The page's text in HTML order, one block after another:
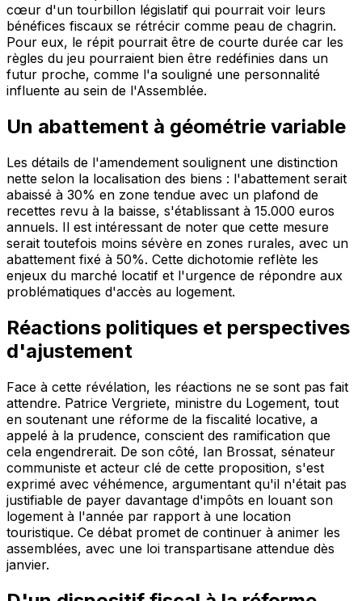
cœur d'un tourbillon législatif qui pourrait voir leurs
bénéfices fiscaux se rétrécir comme peau de chagrin.
Pour eux, le répit pourrait être de courte durée car les
règles du jeu pourraient bien être redéfinies dans un
futur proche, comme l'a souligné une personnalité
influente au sein de l'Assemblée.
Un abattement à géométrie variable
Les détails de l'amendement soulignent une distinction
nette selon la localisation des biens : l'abattement serait
abaissé à 30% en zone tendue avec un plafond de
recettes revu à la baisse, s'établissant à 15.000 euros
annuels. Il est intéressant de noter que cette mesure
serait toutefois moins sévère en zones rurales, avec un
abattement fixé à 50%. Cette dichotomie reflète les
enjeux du marché locatif et l'urgence de répondre aux
problématiques d'accès au logement.
Réactions politiques et perspectives
d'ajustement
Face à cette révélation, les réactions ne se sont pas fait
attendre. Patrice Vergriete, ministre du Logement, tout
en soutenant une réforme de la fiscalité locative, a
appelé à la prudence, conscient des ramification que
cela engendrerait. De son côté, Ian Brossat, sénateur
communiste et acteur clé de cette proposition, s'est
exprimé avec véhémence, argumentant qu'il n'était pas
justifiable de payer davantage d'impôts en louant son
logement à l'année par rapport à une location
touristique. Ce débat promet de continuer à animer les
assemblées, avec une loi transpartisane attendue dès
janvier.